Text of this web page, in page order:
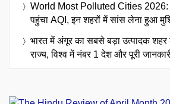
World Most Polluted Cities 2026:
पहुंचा AQI, इन शहरों में सांस लेना हुआ
भारत में अंगूर का सबसे बड़ा उत्पादक शहर
राज्य, विश्व में नंबर 1 देश और पूरी